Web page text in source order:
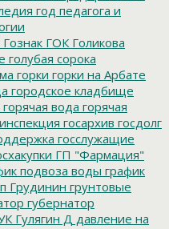
год педагога и
Гознак ГОК Голикова
голубая сорока
горки горки на Арбате
городское кладбище
горячая вода горячая
госархив госдолг
госслужащие
ГП "Фармация"
подвоза воды график
Грудинин грунтовые
губернатор
Гулягин Д давление на